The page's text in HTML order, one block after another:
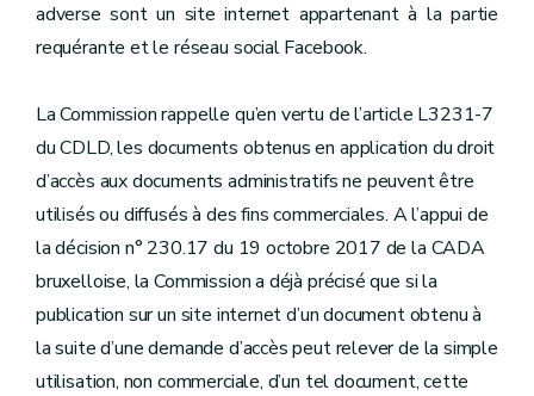
adverse sont un site internet appartenant à la partie
requérante et le réseau social Facebook.
La Commission rappelle qu’en vertu de l’article L3231-7
du CDLD, les documents obtenus en application du droit
d’accès aux documents administratifs ne peuvent être
utilisés ou diffusés à des fins commerciales. A l’appui de
la décision n° 230.17 du 19 octobre 2017 de la CADA
bruxelloise, la Commission a déjà précisé que si la
publication sur un site internet d’un document obtenu à
la suite d’une demande d’accès peut relever de la simple
utilisation, non commerciale, d’un tel document, cette